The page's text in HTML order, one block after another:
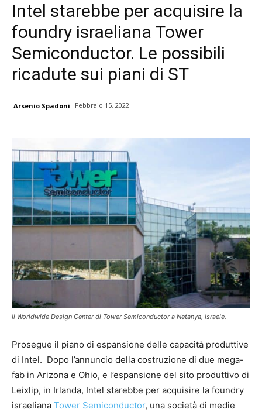
Intel starebbe per acquisire la
foundry israeliana Tower
Semiconductor. Le possibili
ricadute sui piani di ST
Arsenio Spadoni Febbraio 15, 2022
Il Worldwide Design Center di Tower Semiconductor a Netanya, Israele.
Prosegue il piano di espansione delle capacità produttive
di Intel. Dopo l’annuncio della costruzione di due mega-
fab in Arizona e Ohio, e l’espansione del sito produttivo di
Leixlip, in Irlanda, Intel starebbe per acquisire la foundry
israeliana Tower Semiconductor, una società di medie